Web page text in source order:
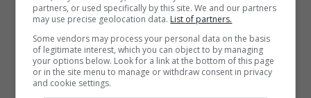
procedimento per tutti i biscotti in modo da
formare i vostri baci salati. Dopo aver finito
l'operazione è possibile servire subito la
pietanza o conservarla in frigo utilizzando
partners, or used specifically by this site. We and our partners
may use precise geolocation data. List of partners.
Some vendors may process your personal data on the basis
of legitimate interest, which you can object to by managing
your options below. Look for a link at the bottom of this page
or in the site menu to manage or withdraw consent in privacy
and cookie settings.